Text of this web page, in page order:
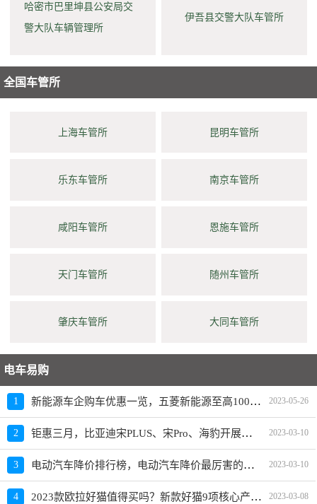
哈密市巴里坤县公安局交
警大队车辆管理所
伊吾县交警大队车管所
全国车管所
上海车管所 昆明车管所
乐东车管所 南京车管所
咸阳车管所 恩施车管所
天门车管所 随州车管所
肇庆车管所 大同车管所
电车易购
1 新能源车企购车优惠一览，五菱新能源至高10000元限时补贴 2023-05-26
2 钜惠三月，比亚迪宋PLUS、宋Pro、海豹开展限时优惠活动 2023-03-10
3 电动汽车降价排行榜，电动汽车降价最厉害的品牌是？ 2023-03-10
4 2023款欧拉好猫值得买吗？新款好猫9项核心产品力重磅升级 2023-03-08